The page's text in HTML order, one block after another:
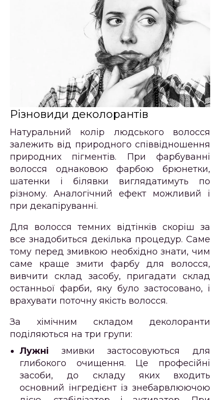
Різновиди деколорантів
Натуральний колір людського волосся
залежить від природного співвідношення
природних пігментів. При фарбуванні
волосся однаковою фарбою брюнетки,
шатенки і білявки виглядатимуть по
різному. Аналогічний ефект можливий і
при декапіруванні.
Для волосся темних відтінків скоріш за
все знадобиться декілька процедур. Саме
тому перед змивкою необхідно знати, чим
саме краще змити фарбу для волосся,
вивчити склад засобу, пригадати склад
останньої фарби, яку було застосовано, і
врахувати поточну якість волосся.
За хімічним складом деколоранти
поділяються на три групи:
Лужні змивки застосовуються для
глибокого очищення. Це професійні
засоби, до складу яких входить
основний інгредієнт із знебарвлюючою